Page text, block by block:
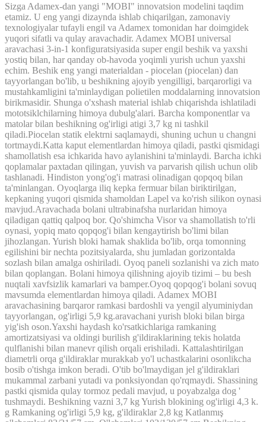
Sizga Adamex-dan yangi "MOBI" innovatsion modelini taqdim
etamiz. U eng yangi dizaynda ishlab chiqarilgan, zamonaviy
texnologiyalar tufayli engil va Adamex tomonidan har doimgidek
yuqori sifatli va qulay aravachadir. Adamex MOBI universal
aravachasi 3-in-1 konfiguratsiyasida super engil beshik va yaxshi
yostiq bilan, har qanday ob-havoda yoqimli yurish uchun yaxshi
echim. Beshik eng yangi materialdan - piocelan (piocelan) dan
tayyorlangan bo'lib, u beshikning ajoyib yengilligi, barqarorligi va
mustahkamligini ta'minlaydigan polietilen moddalarning innovatsion
birikmasidir. Shunga o'xshash material ishlab chiqarishda ishlatiladi
mototsiklchilarning himoya dubulg'alari. Barcha komponentlar va
matolar bilan beshikning og'irligi atigi 3,7 kg ni tashkil
qiladi.Piocelan statik elektrni saqlamaydi, shuning uchun u changni
tortmaydi.Katta kaput elementlardan himoya qiladi, pastki qismidagi
shamollatish esa ichkarida havo aylanishini ta'minlaydi. Barcha ichki
qoplamalar paxtadan qilingan, yuvish va parvarish qilish uchun olib
tashlanadi. Hindiston yong'og'i matrasi olinadigan qopqoq bilan
ta'minlangan. Oyoqlarga iliq kepka fermuar bilan biriktirilgan,
kepkaning yuqori qismida shamoldan Lapel va ko'rish silikon oynasi
mavjud.Aravachada bolani ultrabinafsha nurlaridan himoya
qiladigan qattiq qalpoq bor. Qo'shimcha Visor va shamollatish to'rli
oynasi, yopiq mato qopqog'i bilan kengaytirish bo'limi bilan
jihozlangan. Yurish bloki hamak shaklida bo'lib, orqa tomonning
egilishini bir nechta pozitsiyalarda, shu jumladan gorizontalda
sozlash bilan amalga oshiriladi. Oyoq paneli sozlanishi va zich mato
bilan qoplangan. Bolani himoya qilishning ajoyib tizimi – bu besh
nuqtali xavfsizlik kamarlari va bamper.Oyoq qopqog'i bolani sovuq
mavsumda elementlardan himoya qiladi. Adamex MOBI
aravachasining barqaror ramkasi bardoshli va yengil alyuminiydan
tayyorlangan, og'irligi 5,9 kg.aravachani yurish bloki bilan birga
yig'ish oson.Yaxshi haydash ko'rsatkichlariga ramkaning
amortizatsiyasi va oldingi burilish g'ildiraklarining tekis holatda
qulflanishi bilan manevr qilish orqali erishiladi. Kattalashtirilgan
diametrli orqa g'ildiraklar murakkab yo'l uchastkalarini osonlikcha
bosib o'tishga imkon beradi. O'tib bo'lmaydigan jel g'ildiraklari
mukammal zarbani yutadi va ponksiyondan qo'rqmaydi. Shassining
pastki qismida qulay tormoz pedali mavjud, u poyabzalga dog '
tushmaydi. Beshikning vazni 3,7 kg Yurish blokining og'irligi 4,3 k.
g Ramkaning og'irligi 5,9 kg, g'ildiraklar 2,8 kg Katlanmış